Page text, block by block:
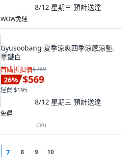
8/12 星期三 預計送達
WOW免運
Gyusoobang 夏季涼爽四季涼感涼墊,
拿鐵白
首購折扣價$769
26% $569
運費 $195
8/12 星期三 預計送達
免運
(30)
7 8 9 10